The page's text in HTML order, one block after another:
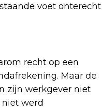
voet onterecht
recht op een
Maar de
zijn werkgever niet
werd